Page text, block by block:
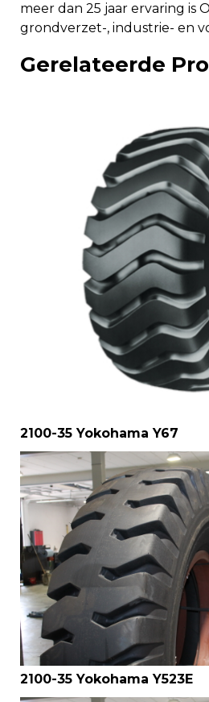
meer dan 25 jaar ervaring is
grondverzet-, industrie- en
Gerelateerde
2100-35 Yokohama Y67
2100-35 Yokohama Y523E